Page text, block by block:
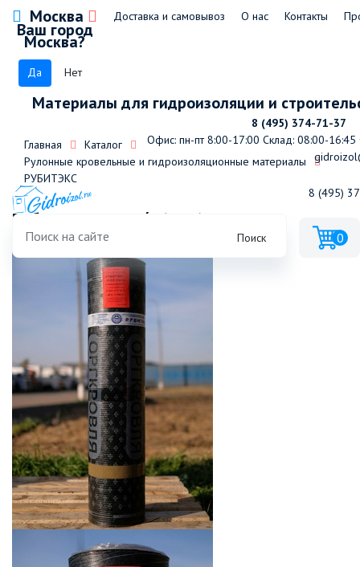
Москва
Ваш город
Москва?
Да Нет
Доставка и самовывоз О нас Контакты
Материалы для гидроизоляции и
8 (495) 374-71-37
Офис: пн-пт 8:00-17:00 Склад: 08:00-16:45
8 (495)
Поиск 0
Главная
Каталог
Рулонные кровельные и гидроизоляционные материалы
РУБИТЭКС
Рубитэкс К-5,0 п/э (ЭКП)